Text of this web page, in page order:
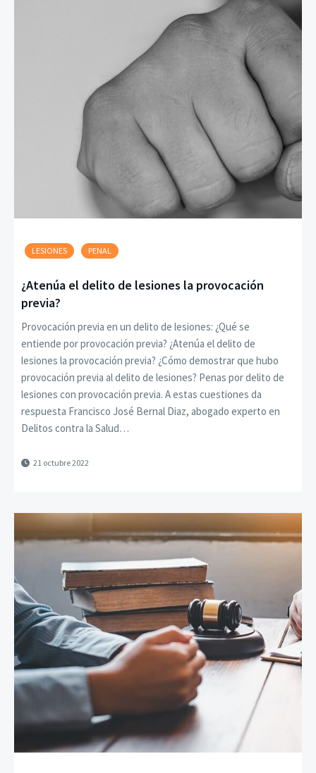
LESIONES PENAL
¿Atenúa el delito de lesiones la provocación
previa?
Provocación previa en un delito de lesiones: ¿Qué se
entiende por provocación previa? ¿Atenúa el delito de
lesiones la provocación previa? ¿Cómo demostrar que hubo
provocación previa al delito de lesiones? Penas por delito de
lesiones con provocación previa. A estas cuestiones da
respuesta Francisco José Bernal Diaz, abogado experto en
Delitos contra la Salud…
21 octubre 2022